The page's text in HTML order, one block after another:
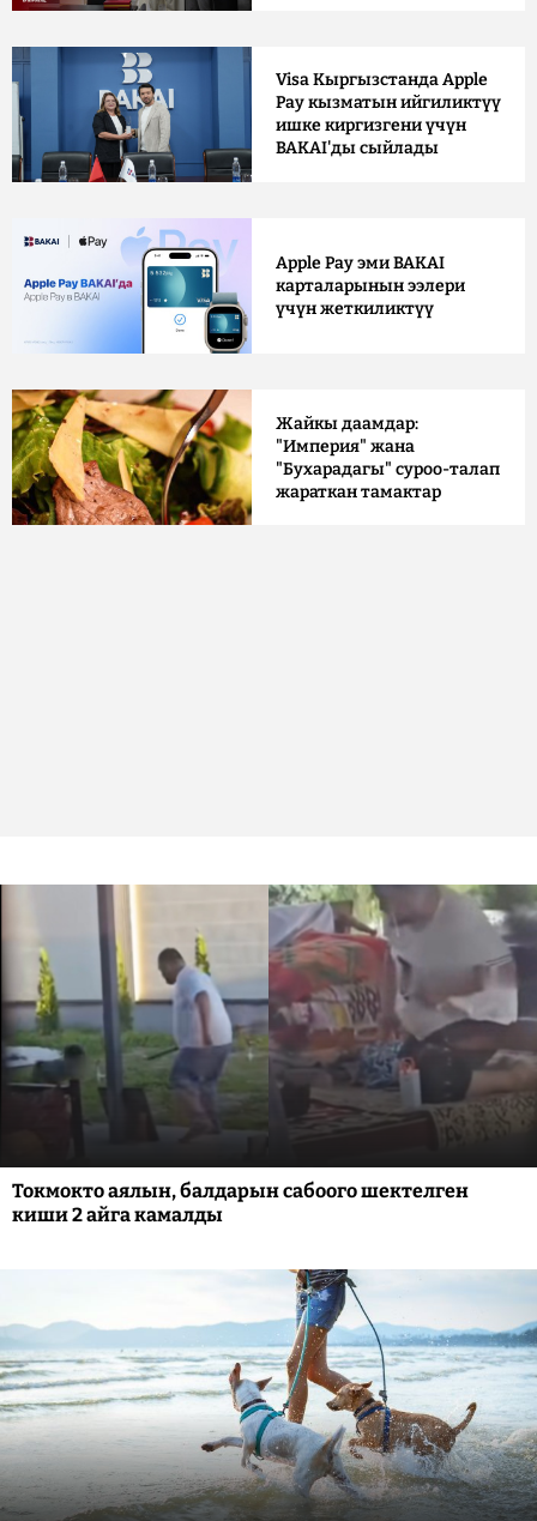
Visa Кыргызстанда Apple
Pay кызматын ийгиликтүү
ишке киргизгени үчүн
BAKAI'ды сыйлады
Apple Pay эми BAKAI
карталарынын ээлери
үчүн жеткиликтүү
Жайкы даамдар:
"Империя" жана
"Бухарадагы" суроо-талап
жараткан тамактар
Токмокто аялын, балдарын сабоого шектелген
киши 2 айга камалды